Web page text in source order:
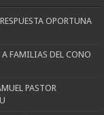
OPORTUNA
FAMILIAS DEL CONO
PASTOR